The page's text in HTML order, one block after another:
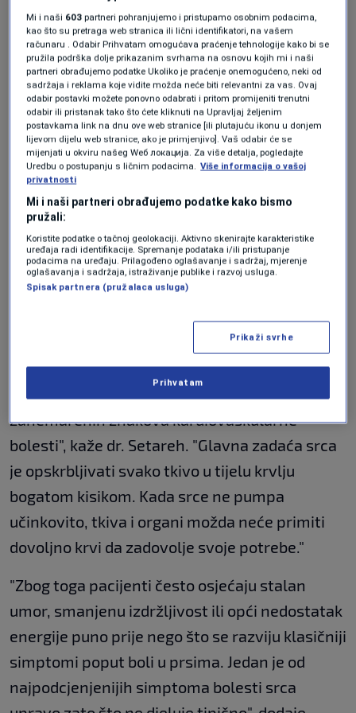
simptomi", naglašava. "Ako netko primijeti
značajnu promjenu u razini energije koja se ne
može objasniti životnim navikama, stresom ili
lošim snom, o tome bi svakako trebao
porazgovarati s liječnikom."
Osobe sa zatajenjem srca prijavljuju visoku
razinu umora. Prema jednoj studiji, osjeća ga
do 50.4 % muškaraca i 51.2 % žena. Taj umor
može biti važan pokazatelj drugih simptoma
koji kardiologe mogu dovesti do točne
dijagnoze.
Povezanost umora i
"Umor može biti jedan od najranijih i najčešće
zanemarenih znakova kardiovaskularne
bolesti", kaže dr. Setareh. "Glavna zadaća srca
je opskrbljivati svako tkivo u tijelu krvlju
bogatom kisikom. Kada srce ne pumpa
učinkovito, tkiva i organi možda neće primiti
dovoljno krvi da zadovolje svoje potrebe."
"Zbog toga pacijenti često osjećaju stalan
umor, smanjenu izdržljivost ili opći nedostatak
energije puno prije nego što se razviju klasičniji
simptomi poput boli u prsima. Jedan je od
najpodcjenjenijih simptoma bolesti srca
Mi i naši 603 partneri pohranjujemo i pristupamo osobnim podacima,
kao što su pretraga web stranica ili lični identifikatori, na vašem
računaru . Odabir Prihvatam omogućava praćenje tehnologije kako bi se
pružila podrška dolje prikazanim svrhama na osnovu kojih mi i naši
partneri obrađujemo podatke Ukoliko je praćenje onemogućeno, neki od
sadržaja i reklama koje vidite možda neće biti relevantni za vas. Ovaj
odabir postavki možete ponovno odabrati i pritom promijeniti trenutni
odabir ili pristanak tako što ćete kliknuti na Upravljaj željenim
postavkama link na dnu ove web stranice [ili plutajuću ikonu u donjem
lijevom dijelu web stranice, ako je primjenjivo]. Vaš odabir će se
mijenjati u okviru našeg Wеб локација. Za više detalja, pogledajte
Uredbu o postupanju s ličnim podacima. Više informacija o vašoj
privatnosti
Mi i naši partneri obrađujemo podatke kako bismo
pružali:
Koristite podatke o tačnoj geolokaciji. Aktivno skenirajte karakteristike
uređaja radi identifikacije. Spremanje podataka i/ili pristupanje
podacima na uređaju. Prilagođeno oglašavanje i sadržaj, mjerenje
oglašavanja i sadržaja, istraživanje publike i razvoj usluga.
Spisak partnera (pružalaca usluga)
Prikaži svrhe
Prihvatam